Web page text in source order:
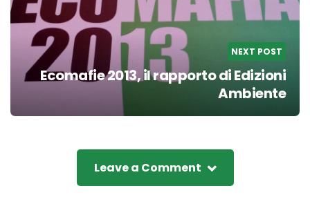
NEXT POST
Ecomafie 2013, il rapporto di Edizioni
Ambiente
Leave a Comment